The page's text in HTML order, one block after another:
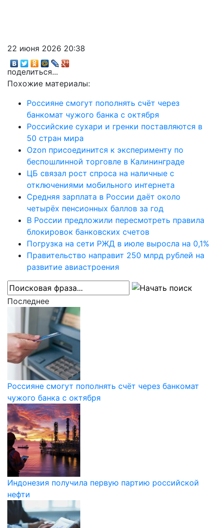
22 июня 2026 20:38
поделиться...
Похожие материалы:
Россияне смогут пополнять счёт через
банкомат чужого банка с октября
Российские сухари и гренки поставляются в
50 стран мира
Ozon присоединится к эксперименту по
беспошлинной торговле в Калининграде
ЦБ связал рост спроса на наличные с
отключениями мобильного интернета
Средняя зарплата в России даёт около
четырёх пенсионных баллов за год
В России предложили пересмотреть правила
блокировок банковских счетов
Погрузка на сети РЖД в июле выросла на 0,1%
Правительство направит 250 млрд рублей на
развитие авиастроения
Последнее
Россияне смогут пополнять счёт через банкомат
чужого банка с октября
Индонезия получила первую партию российской
нефти